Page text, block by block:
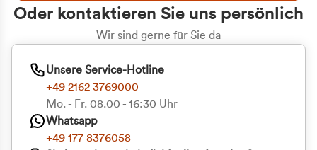
Oder kontaktieren Sie uns persönlich
Wir sind gerne für Sie da
Unsere Service-Hotline
+49 2162 3769000
Mo. - Fr. 08.00 - 16:30 Uhr
Whatsapp
+49 177 8376058